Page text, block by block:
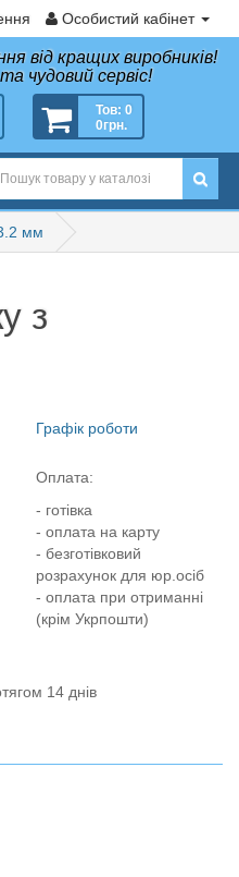
Особистий кабінет
від кращих виробників!
чудовий сервіс!
Тов: 0
0грн.
мм
з
Графік роботи
Оплата:
- готівка
- оплата на карту
- безготівковий
розрахунок для юр.осіб
- оплата при отриманні
(крім Укрпошти)
14 днів